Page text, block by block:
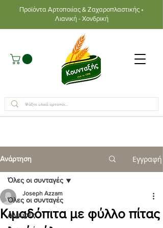
Προϊόντα Αρτοποιίας & Ζαχαροπλαστικής •
Λιανική - Χονδρική
Ανάρτηση Εγγραφή
Όλες οι συνταγές
Αλμυρές
Όλες οι συνταγές
Κιμαδόπιτα με φύλλο πίτας
Joseph Azzam